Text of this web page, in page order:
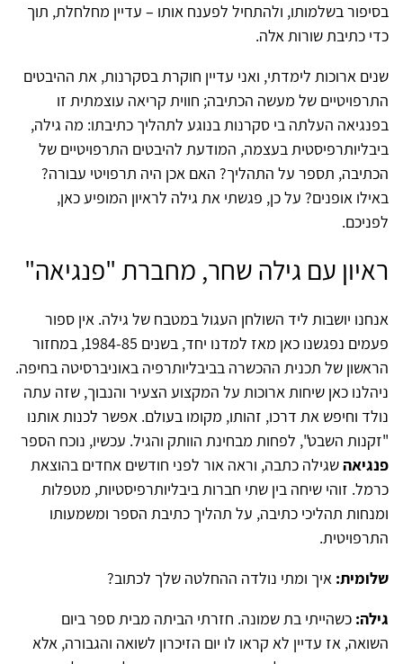
בסיפור בשלמותו, ולהתחיל לפענח אותו – עדיין מחלחלת, תוך
כדי כתיבת שורות אלה.
שנים ארוכות לימדתי, ואני עדיין חוקרת בסקרנות, את ההיבטים
התרפויטיים של מעשה הכתיבה; חווית קריאה עוצמתית זו
בפנגיאה העלתה בי סקרנות בנוגע לתהליך כתיבתו: מה גילה,
ביבליותרפיסטית בעצמה, המודעת להיבטים התרפויטיים של
הכתיבה, תספר על התהליך? האם אכן היה תרפויטי עבורה?
באילו אופנים? על כן, פגשתי את גילה לראיון המופיע כאן,
לפניכם.
ראיון עם גילה שחר, מחברת "פנגיאה"
אנחנו יושבות ליד השולחן העגול במטבח של גילה. אין ספור
פעמים נפגשנו כאן מאז למדנו יחד, בשנים 1984-85, במחזור
הראשון של תכנית ההכשרה בביבליותרפיה באוניברסיטה בחיפה.
ניהלנו כאן שיחות ארוכות על המקצוע הצעיר והנבוך, שזה עתה
נולד וחיפש את דרכו, זהותו, מקומו בעולם. אפשר לכנות אותנו
"זקנות השבט", לפחות מבחינת הוותק והגיל. עכשיו, נוכח הספר
פנגיאהשגילה כתבה, וראה אור לפני חודשים אחדים בהוצאת
כרמל. זוהי שיחה בין שתי חברות ביבליותרפיסטיות, מטפלות
ומנחות תהליכי כתיבה, על תהליך כתיבת הספר ומשמעותו
התרפויטית.
שלומית: איך ומתי נולדה ההחלטה שלך לכתוב?
גילה: כשהייתי בת שמונה. חזרתי הביתה מבית ספר ביום
השואה, אז עדיין לא קראו לו יום הזיכרון לשואה והגבורה, אלא